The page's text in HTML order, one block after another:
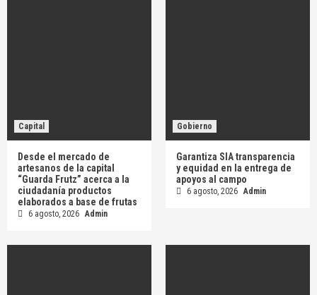
Capital
Desde el mercado de
artesanos de la capital
“Guarda Frutz” acerca a la
ciudadanía productos
elaborados a base de frutas
6 agosto, 2026 Admin
Gobierno
Garantiza SIA transparencia
y equidad en la entrega de
apoyos al campo
6 agosto, 2026 Admin